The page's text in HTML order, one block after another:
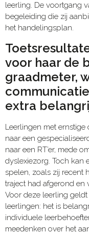
leerling. De voortgang
begeleiding die zij
het handelingsplan.
voor haar de
graadmeter,
extra
Leerlingen met
naar een
naar een RT’er, mede
dyslexiezorg. Toch kan
spelen, zoals zij recent
traject had afgerond en
Voor deze leerling
leerlingen: het is
individuele
meedenken over het